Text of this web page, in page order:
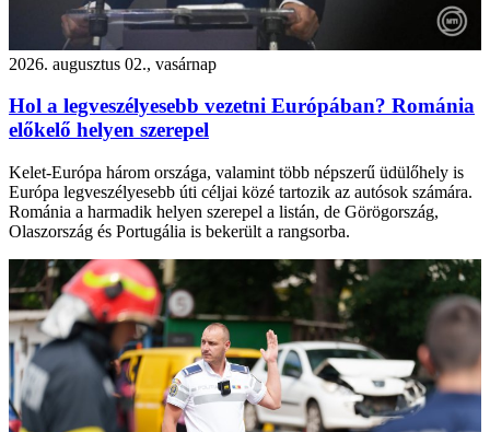
2026. augusztus 02., vasárnap
Hol a legveszélyesebb vezetni Európában? Románia
előkelő helyen szerepel
Kelet-Európa három országa, valamint több népszerű üdülőhely is
Európa legveszélyesebb úti céljai közé tartozik az autósok számára.
Románia a harmadik helyen szerepel a listán, de Görögország,
Olaszország és Portugália is bekerült a rangsorba.